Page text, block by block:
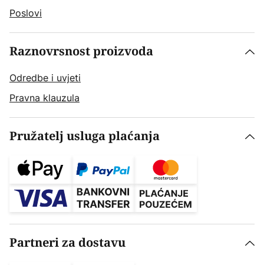
Poslovi
Raznovrsnost proizvoda
Odredbe i uvjeti
Pravna klauzula
Pružatelj usluga plaćanja
Partneri za dostavu